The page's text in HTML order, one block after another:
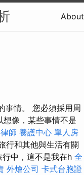
About
事情。 您必須採用周
像，某些事情不是
師 養護中心 單人房
行和其他與生活有關
行中，這不是我在h 全
外燴公司 卡式台胞證